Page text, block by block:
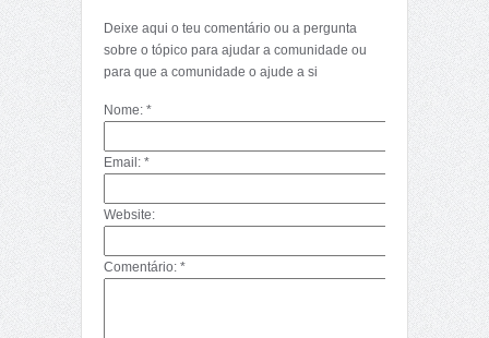
Deixe aqui o teu comentário ou a pergunta
sobre o tópico para ajudar a comunidade ou
para que a comunidade o ajude a si
Nome: *
Email: *
Website:
Comentário: *